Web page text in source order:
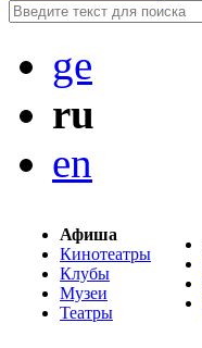
ge
ru
en
Афиша
Кинотеатры
Клубы
Музеи
Театры